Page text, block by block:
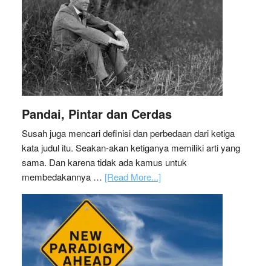
Pandai, Pintar dan Cerdas
Susah juga mencari definisi dan perbedaan dari ketiga
kata judul itu. Seakan-akan ketiganya memiliki arti yang
sama. Dan karena tidak ada kamus untuk
membedakannya … [Read More...]